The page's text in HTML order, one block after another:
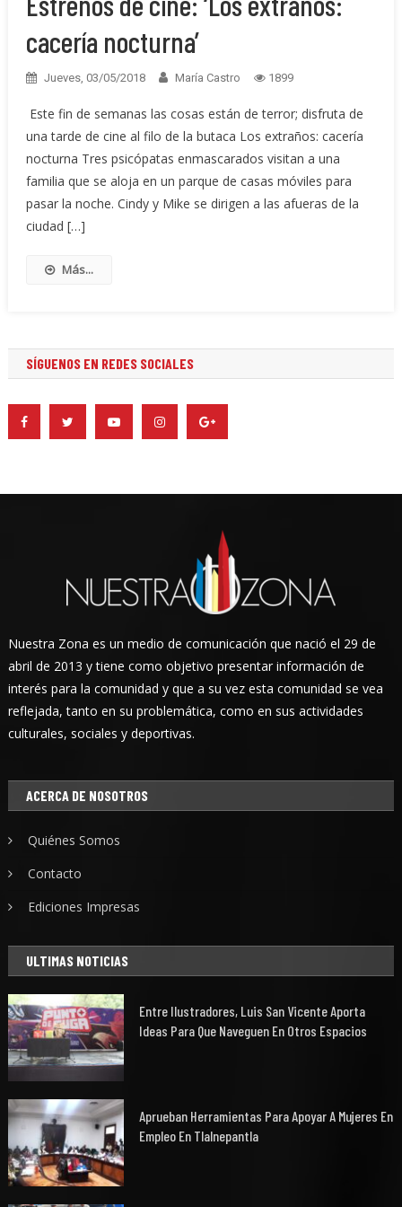
cacería nocturna’
Jueves, 03/05/2018 María Castro 1899
Este fin de semanas las cosas están de terror; disfruta de
una tarde de cine al filo de la butaca Los extraños: cacería
nocturna Tres psicópatas enmascarados visitan a una
familia que se aloja en un parque de casas móviles para
pasar la noche. Cindy y Mike se dirigen a las afueras de la
ciudad […]
Más...
SÍGUENOS EN REDES SOCIALES
Nuestra Zona es un medio de comunicación que nació el 29 de
abril de 2013 y tiene como objetivo presentar información de
interés para la comunidad y que a su vez esta comunidad se vea
reflejada, tanto en su problemática, como en sus actividades
culturales, sociales y deportivas.
ACERCA DE NOSOTROS
Quiénes Somos
Contacto
Ediciones Impresas
ULTIMAS NOTICIAS
Entre Ilustradores, Luis San Vicente Aporta
Ideas Para Que Naveguen En Otros Espacios
Aprueban Herramientas Para Apoyar A Mujeres En
Empleo En Tlalnepantla